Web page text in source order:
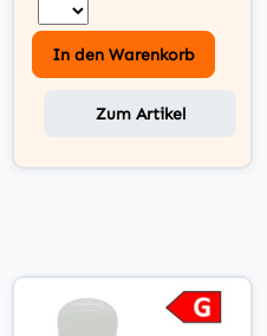
In den Warenkorb
Zum Artikel